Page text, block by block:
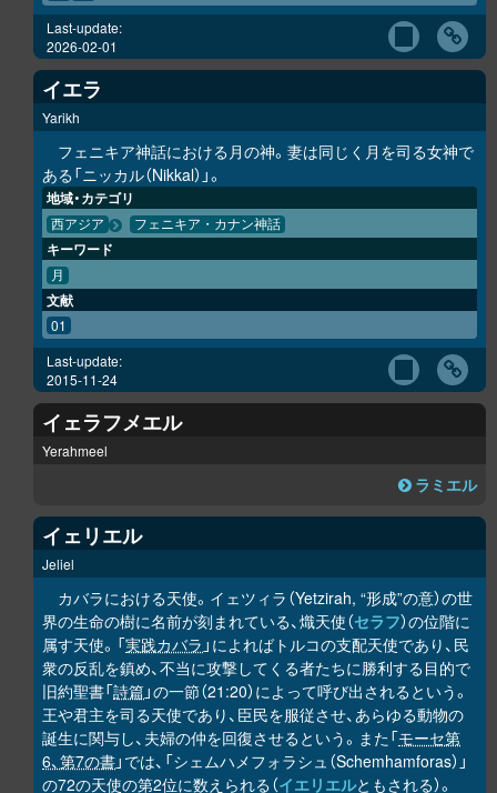
Last-update:
2026-02-01
イエラ
Yarikh
フェニキア神話における月の神。妻は同じく月を司る女神で
ある「ニッカル（Nikkal）」。
地域・カテゴリ
西アジア フェニキア・カナン神話
キーワード
月
文献
01
Last-update:
2015-11-24
イェラフメエル
Yerahmeel
ラミエル
イェリエル
Jeliel
カバラにおける天使。イェツィラ（Yetzirah, “形成”の意）の世
界の生命の樹に名前が刻まれている、熾天使（セラフ）の位階に
属す天使。「実践カバラ 」によればトルコの支配天使であり、民
衆の反乱を鎮め、不当に攻撃してくる者たちに勝利する目的で
旧約聖書「詩篇」の一節（21:20）によって呼び出されるという。
王や君主を司る天使であり、臣民を服従させ、あらゆる動物の
誕生に関与し、夫婦の仲を回復させるという。また「モーセ第
6、第7の書」では、「シェムハメフォラシュ（Schemhamforas）」
の72の天使の第2位に数えられる（イエリエルともされる）。